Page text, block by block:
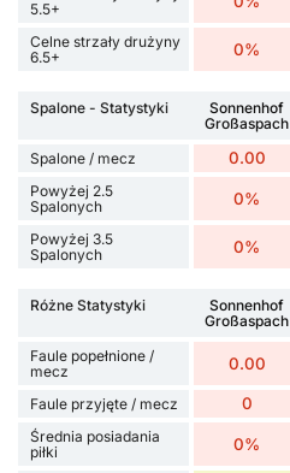
5.5+
Celne strzały drużyny
6.5+
0%
Spalone - Statystyki
Sonnenhof
Großaspach
Spalone / mecz 0.00
Powyżej 2.5
Spalonych
0%
Powyżej 3.5
Spalonych
0%
Różne Statystyki
Sonnenhof
Großaspach
Faule popełnione /
mecz
0.00
Faule przyjęte / mecz 0
Średnia posiadania
piłki
0%